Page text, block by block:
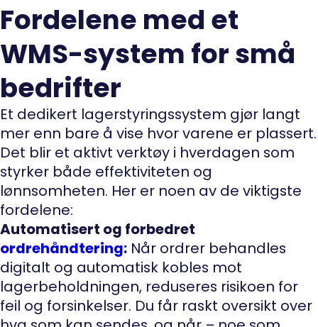
Fordelene med et
WMS-system for små
bedrifter
Et dedikert lagerstyringssystem gjør langt
mer enn bare å vise hvor varene er plassert.
Det blir et aktivt verktøy i hverdagen som
styrker både effektiviteten og
lønnsomheten. Her er noen av de viktigste
fordelene:
Automatisert og forbedret
ordrehåndtering: Når ordrer behandles
digitalt og automatisk kobles mot
lagerbeholdningen, reduseres risikoen for
feil og forsinkelser. Du får raskt oversikt over